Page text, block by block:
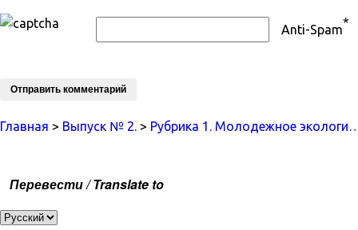
Anti-Spam*
Главная > Выпуск № 2. > Рубрика 1. Молодежное
Перевести / Translate to